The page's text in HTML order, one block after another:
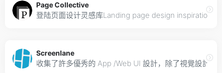
Page Collective
登陆页面设计灵感库Landing page design inspiration
Screenlane
收集了許多優秀的 App /Web UI 設計，除了視覺設計外